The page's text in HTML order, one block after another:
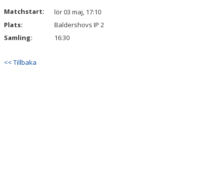
KONTAKT
Matchstart:
lör 03 maj, 17:10
Plats:
Baldershovs IP 2
Samling:
16:30
<< Tillbaka